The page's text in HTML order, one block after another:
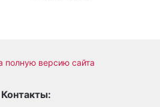
полную версию сайта
Контакты: